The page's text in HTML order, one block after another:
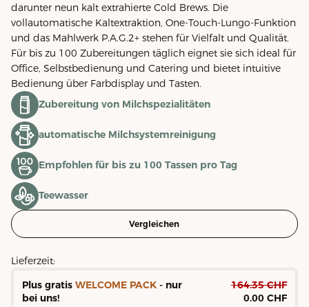
darunter neun kalt extrahierte Cold Brews. Die
vollautomatische Kaltextraktion, One-Touch-Lungo-Funktion
und das Mahlwerk P.A.G.2+ stehen für Vielfalt und Qualität.
Für bis zu 100 Zubereitungen täglich eignet sie sich ideal für
Office, Selbstbedienung und Catering und bietet intuitive
Bedienung über Farbdisplay und Tasten.
Zubereitung von Milchspezialitäten
automatische Milchsystemreinigung
Empfohlen für bis zu 100 Tassen pro Tag
Teewasser
Vergleichen
Lieferzeit:
Plus gratis WELCOME PACK - nur
bei uns!
164.35CHF
0.00 CHF